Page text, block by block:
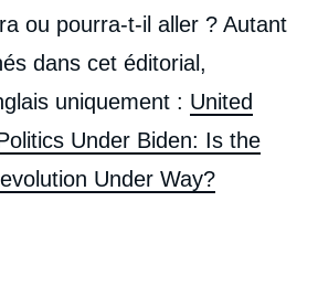
ou pourra-t-il aller ? Autant
dans cet éditorial,
uniquement : United
Under Biden: Is the
Under Way?